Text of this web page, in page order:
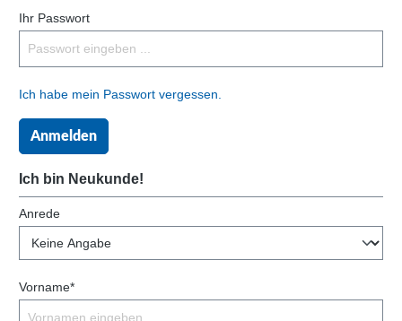
Ihr Passwort
Ich habe mein Passwort vergessen.
Anmelden
Ich bin Neukunde!
Anrede
Vorname*